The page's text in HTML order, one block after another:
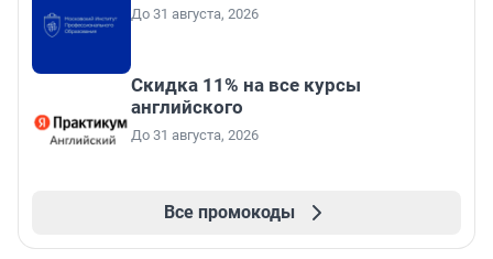
До 31 августа, 2026
Скидка 11% на все курсы
английского
До 31 августа, 2026
Все промокоды